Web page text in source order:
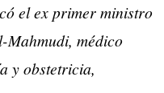
el ex primer ministro
médico
y obstetricia,